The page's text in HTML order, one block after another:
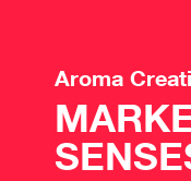
Aroma